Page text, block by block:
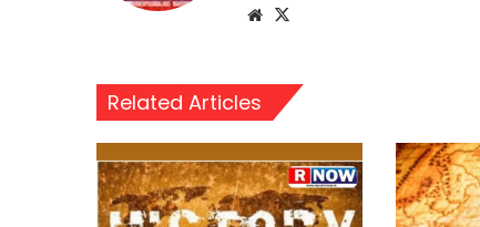
Website
Related Articles